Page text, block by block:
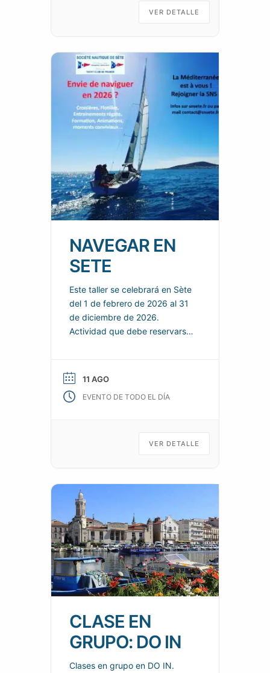
VER DETALLE
NAVEGAR EN
SETE
Este taller se celebrará en Sète
del 1 de febrero de 2026 al 31
de diciembre de 2026.
Actividad que debe reservarse
organizador. Descubre o
mejora tus habilidades de
navegación. Navegación con
práctica Organizador: SOCIÉTÉ
11 AGO
EVENTO DE TODO EL DÍA
VER DETALLE
CLASE EN
GRUPO: DO IN
Clases en grupo en DO IN.